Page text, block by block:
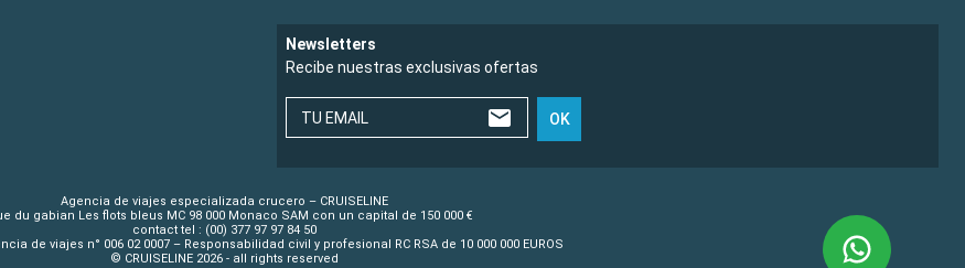
Newsletters
Recibe nuestras exclusivas ofertas
TU EMAIL OK
Agencia de viajes especializada crucero – CRUISELINE
du gabian Les flots bleus MC 98 000 Monaco SAM con un capital de 150 000 €
contact tel : (00) 377 97 97 84 50
de viajes n° 006 02 0007 – Responsabilidad civil y profesional RC RSA de 10 000 000 EUROS
© CRUISELINE 2026 - all rights reserved